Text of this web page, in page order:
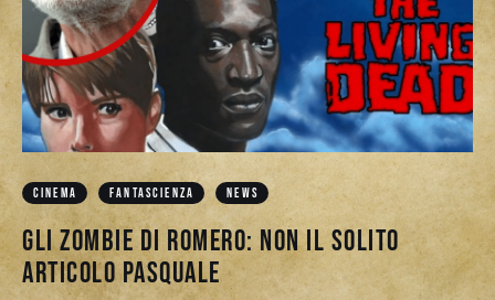
Libri e fumetti
Cercatori
Download
CINEMA FANTASCIENZA NEWS
Gli zombie di Romero: non il solito
articolo pasquale